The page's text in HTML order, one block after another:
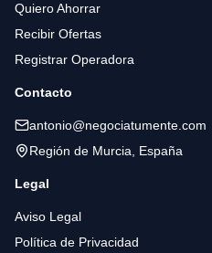
Quiero Ahorrar
Recibir Ofertas
Registrar Operadora
Contacto
antonio@negociatumente.com
Región de Murcia, España
Legal
Aviso Legal
Política de Privacidad